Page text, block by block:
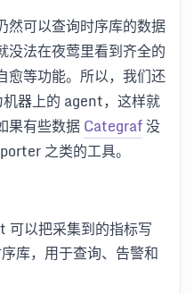
然可以查询时序库的数据
没法在夜莺里看到齐全的
愈等功能。所以，我们还
器上的 agent，这样就
果有些数据Categraf没
之类的工具。
可以把采集到的指标写
库，用于查询、告警和